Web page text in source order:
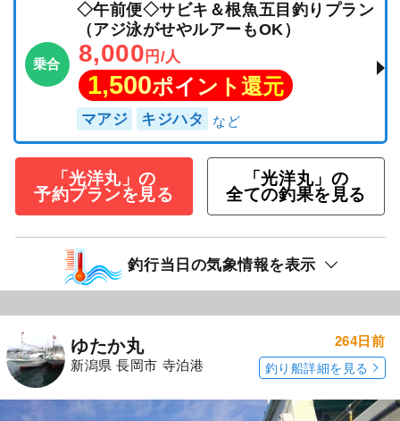
乗合
◇午前便◇サビキ＆根魚五目釣りプラン
（アジ泳がせやルアーもOK）
8,000 円/人
1,500ポイント還元
マアジ キジハタ
「光洋丸」の
予約プランを見る
「光洋丸」の
全ての釣果を見る
釣行当日の気象情報を表示
ゆたか丸
新潟県 長岡市 寺泊港
264日前
釣り船詳細を見る